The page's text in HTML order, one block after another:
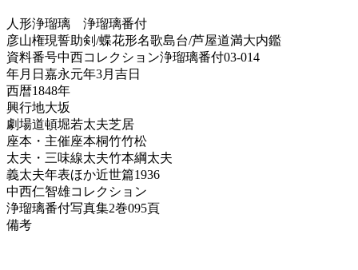
人形浄瑠璃 浄瑠璃番付
彦山権現誓助剣/蝶花形名歌島台/芦屋道満大内鑑
資料番号中西コレクション浄瑠璃番付03-014
年月日 嘉永元年3月吉日
西暦1848年
興行地大坂
劇場道頓堀若太夫芝居
座本・主催座本桐竹竹松
太夫・三味線太夫竹本綱太夫
義太夫年表ほか近世篇1936
中西仁智雄コレクション
浄瑠璃番付写真集2巻095頁
備考